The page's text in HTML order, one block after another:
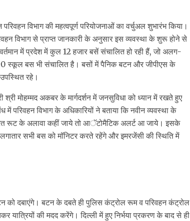
विभाग की महत्वपूर्ण परियोजनाओं का वर्चुअल शुभारंभ किया।
विभाग से प्राप्त जानकारी के अनुसार इस व्यवस्था के शुरू होने से
में प्रदेश में कुल 12 हजार बसें संचालित हो रही हैं, जो अलग-
स्कूल बस भी संचालित है। बसों में पैनिक बटन और जीपीएस के
रहे।
मोहम्मद अकबर के मार्गदर्शन में जनसुविधा को ध्यान में रखते हुए
में परिवहन विभाग के अधिकारियों ने बताया कि नवीन व्यवस्था के
रूट के अलावा कहीं जाये तो आॅटोमैटिक अलर्ट आ जाये। इसके
सभी बस को मॉनिटर करते रहेंगे और इमरजेंसी की स्थिति में
को दबाएंगे। बटन के दबते ही पुलिस कंट्रोल रूम व परिवहन कंट्रोल
की मदद करेंगे। दिल्ली में हुए निर्भया प्रकरण के बाद से ही